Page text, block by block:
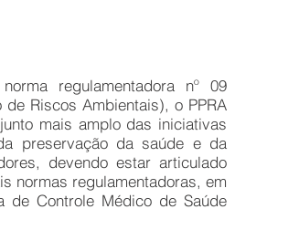
regulamentadora nº 09
de Riscos Ambientais), o PPRA
mais amplo das iniciativas
preservação da saúde e da
devendo estar articulado
normas regulamentadoras, em
de Controle Médico de Saúde